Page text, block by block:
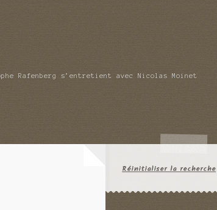
Rafenberg s’entretient avec Nicolas Moinet
Réinitialiser la recherche